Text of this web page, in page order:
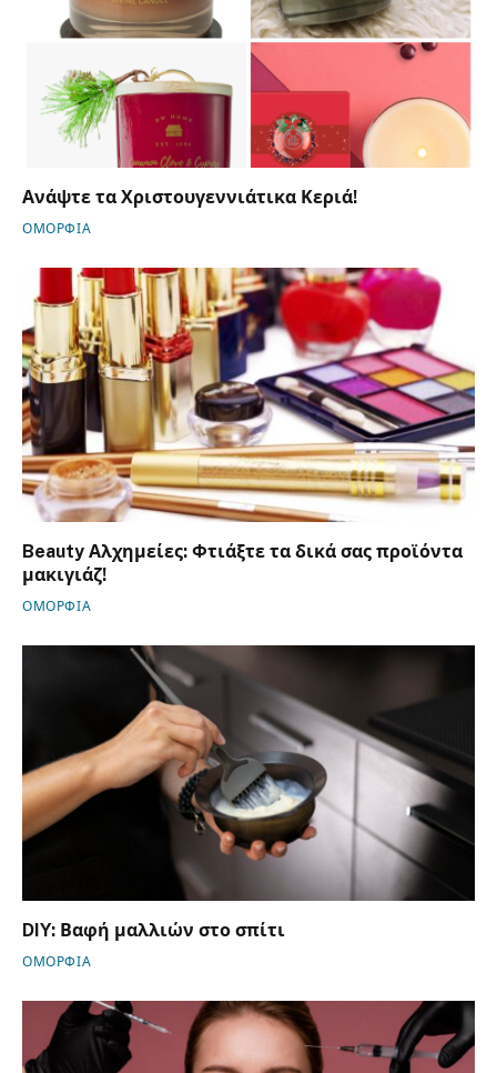
Ανάψτε τα Χριστουγεννιάτικα Κεριά!
ΟΜΟΡΦΙΑ
Beauty Αλχημείες: Φτιάξτε τα δικά σας προϊόντα
μακιγιάζ!
ΟΜΟΡΦΙΑ
DIY: Βαφή μαλλιών στο σπίτι
ΟΜΟΡΦΙΑ